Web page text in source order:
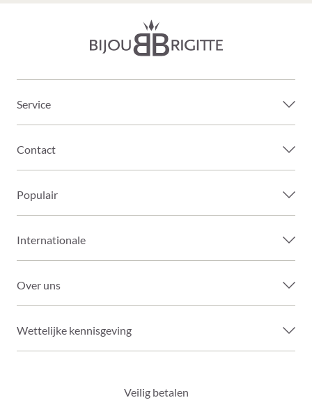
Service
Contact
Populair
Internationale
Over uns
Wettelijke kennisgeving
Veilig betalen